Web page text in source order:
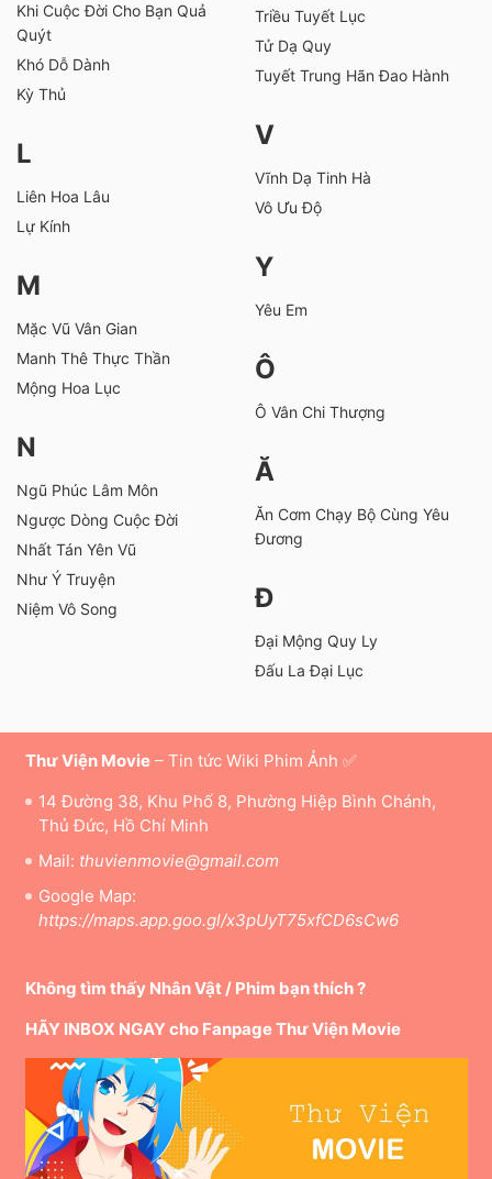
Khi Cuộc Đời Cho Bạn Quả
Quýt
Khó Dỗ Dành
Kỳ Thủ
L
Liên Hoa Lâu
Lự Kính
M
Mặc Vũ Vân Gian
Manh Thê Thực Thần
Mộng Hoa Lục
N
Ngũ Phúc Lâm Môn
Ngược Dòng Cuộc Đời
Nhất Tán Yên Vũ
Như Ý Truyện
Niệm Vô Song
Triều Tuyết Lục
Tử Dạ Quy
Tuyết Trung Hãn Đao Hành
V
Vĩnh Dạ Tinh Hà
Vô Ưu Độ
Y
Yêu Em
Ô
Ô Vân Chi Thượng
Ă
Ăn Cơm Chạy Bộ Cùng Yêu
Đương
Đ
Đại Mộng Quy Ly
Đấu La Đại Lục
Thư Viện Movie– Tin tức Wiki Phim Ảnh ✅
14 Đường 38, Khu Phố 8, Phường Hiệp Bình Chánh,
Thủ Đức, Hồ Chí Minh
Mail: thuvienmovie@gmail.com
Google Map:
https://maps.app.goo.gl/x3pUyT75xfCD6sCw6
Không tìm thấy Nhân Vật / Phim bạn thích ?
HÃY INBOX NGAY cho Fanpage Thư Viện Movie